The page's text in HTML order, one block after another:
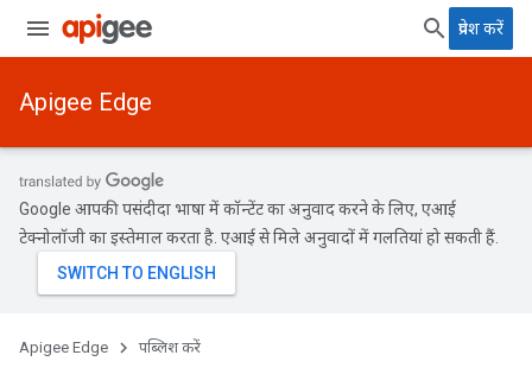
प्रवेश करें
Apigee Edge
Google आपकी पसंदीदा भाषा में कॉन्टेंट का अनुवाद करने के लिए, एआई
टेक्नोलॉजी का इस्तेमाल करता है. एआई से मिले अनुवादों में गलतियां हो सकती हैं.
Apigee Edge पब्लिश करें